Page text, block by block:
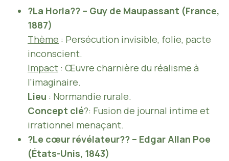
?La Horla?? – Guy de Maupassant (France,
1887)
Thème : Persécution invisible, folie, pacte
inconscient.
Impact : Œuvre charnière du réalisme à
l’imaginaire.
Lieu : Normandie rurale.
Concept clé?: Fusion de journal intime et
irrationnel menaçant.
?Le cœur révélateur?? – Edgar Allan Poe
(États-Unis, 1843)